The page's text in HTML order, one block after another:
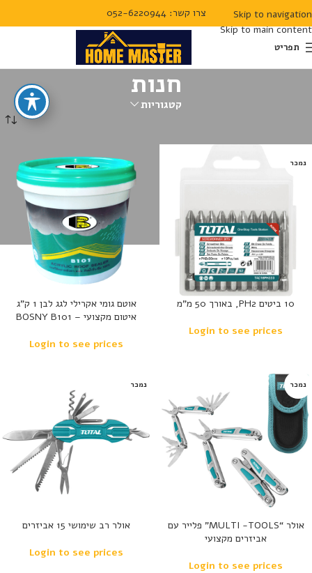
Skip to navigation
Skip to main content
צרו קשר: 052-6220944
תפריט
חנות
קטגוריות
נמכר
10 ביטים PH2, באורך 50 מ”מ
Login to see prices
אוטם גומי אקרילי לגג לבן 1 ק”ג
איטום מקצועי – BOSNY B101
Login to see prices
נמכר
אולר “MULTI -TOOLS” פלייר עם
אביזרים מקצועי
Login to see prices
נמכר
אולר רב שימושי 15 אביזרים
Login to see prices